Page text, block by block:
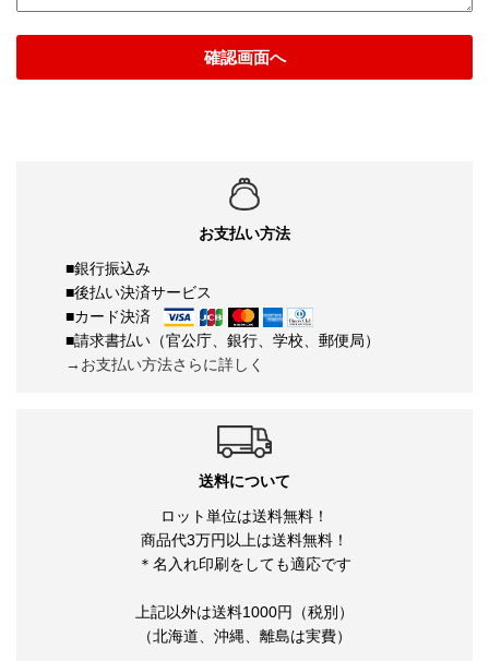
確認画面へ
お支払い方法
■銀行振込み
■後払い決済サービス
■カード決済
■請求書払い（官公庁、銀行、学校、郵便局）
→お支払い方法さらに詳しく
送料について
ロット単位は送料無料！
商品代3万円以上は送料無料！
＊名入れ印刷をしても適応です
上記以外は送料1000円（税別）
（北海道、沖縄、離島は実費）